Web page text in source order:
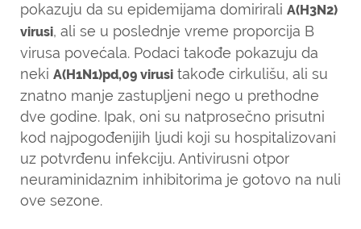
pokazuju da su epidemijama domirirali A(H3N2)
virusi, ali se u poslednje vreme proporcija B
virusa povećala. Podaci takođe pokazuju da
neki A(H1N1)pd,09 virusi takođe cirkulišu, ali su
znatno manje zastupljeni nego u prethodne
dve godine. Ipak, oni su natprosečno prisutni
kod najpogođenijih ljudi koji su hospitalizovani
uz potvrđenu infekciju. Antivirusni otpor
neuraminidaznim inhibitorima je gotovo na nuli
ove sezone.